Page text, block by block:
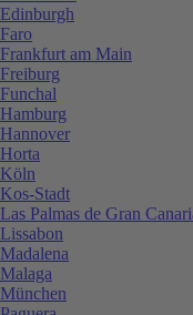
Edinburgh
Faro
Frankfurt am Main
Freiburg
Funchal
Hamburg
Hannover
Horta
Köln
Kos-Stadt
Las Palmas de Gran
Lissabon
Madalena
Malaga
München